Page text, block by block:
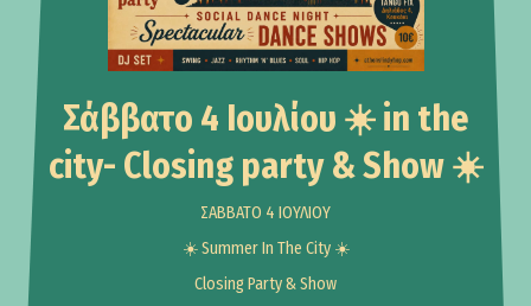
Σάββατο 4 Ιουλίου ☀️ in the
city- Closing party & Show ☀️
ΣΑΒΒΑΤΟ 4 ΙΟΥΛΙΟΥ
☀️ Summer In The City ☀️
Closing Party & Show